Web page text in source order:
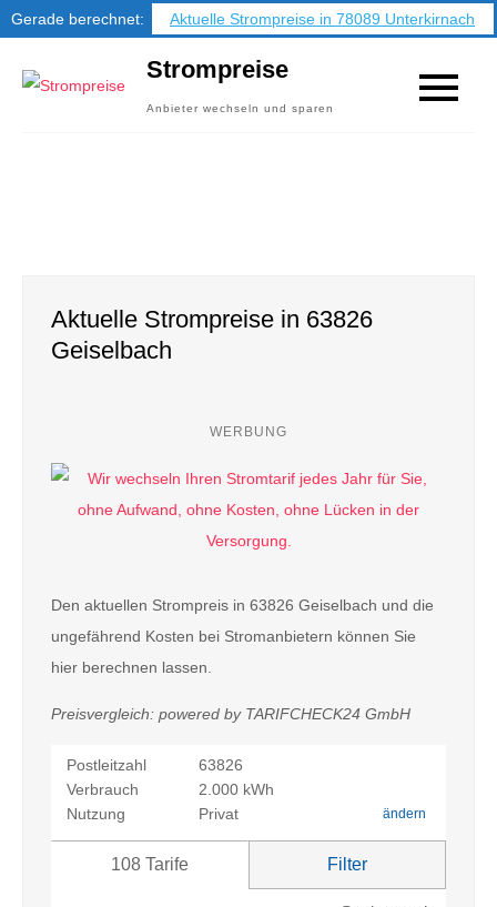
Gerade berechnet:
Aktuelle Strompreise in 78089 Unterkirnach
Strompreise
Anbieter wechseln und sparen
Aktuelle Strompreise in 63826
Geiselbach
WERBUNG
Den aktuellen Strompreis in 63826 Geiselbach und die
ungefährend Kosten bei Stromanbietern können Sie
hier berechnen lassen.
Preisvergleich: powered by TARIFCHECK24 GmbH